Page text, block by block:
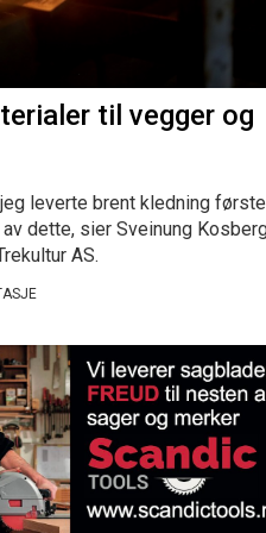
til vegger og
leverte brent kledning første
dette, sier Sveinung
AS.